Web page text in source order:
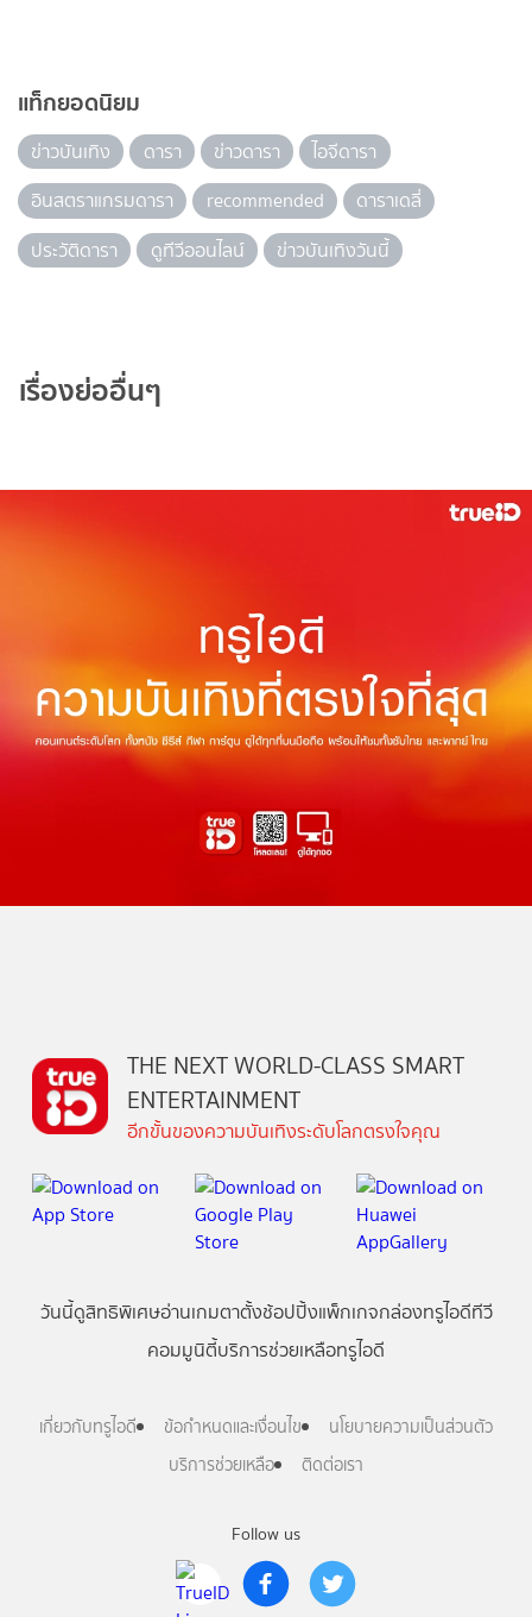
แท็กยอดนิยม
ข่าวบันเทิง ดารา ข่าวดารา
ไอจีดารา
อินสตราแกรมดารา
recommended
ดาราเดลี่
ประวัติดารา
ดูทีวีออนไลน์ ข่าวบันเทิงวันนี้
เรื่องย่ออื่นๆ
Follow us
THE NEXT WORLD-CLASS SMART
ENTERTAINMENT
อีกขั้นของความบันเทิงระดับโลกตรงใจคุณ
วันนี้ดูสิทธิพิเศษอ่านเกมตาตั้งช้อปปิ้งแพ็กเกจกล่องทรูไอดีทีวี
คอมมูนิตี้บริการช่วยเหลือทรูไอดี
เกี่ยวกับทรูไอดี ข้อกำหนดและเงื่อนไข
นโยบายความเป็นส่วนตัว
บริการช่วยเหลือ
ติดต่อเรา